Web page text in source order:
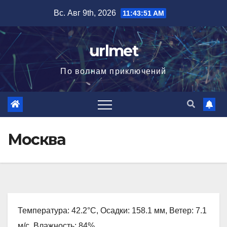
содержимому
Вс. Авг 9th, 2026 11:43:52 AM
urlmet
По волнам приключений
Москва
Температура: 42.2°C, Осадки: 158.1 мм, Ветер: 7.1